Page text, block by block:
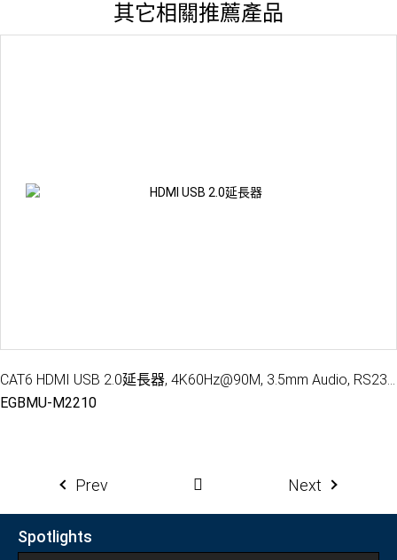
其它相關推薦產品
EGBMU-M2210
Prev Next
Spotlights